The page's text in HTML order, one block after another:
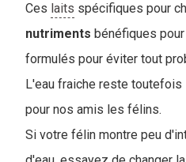
Ces laits spécifiques pour
nutriments bénéfiques
formulés pour éviter tout
L'eau fraiche reste
pour nos amis les félins.
Si votre félin montre peu